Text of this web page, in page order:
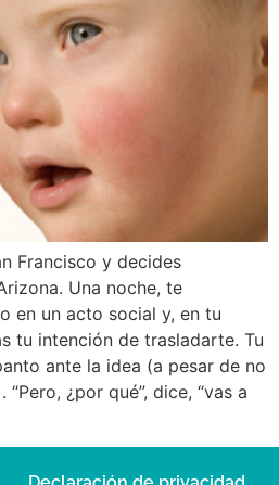
Francisco y decides
Una noche, te
en un acto social y, en tu
tu intención de trasladarte. Tu
ante la idea (a pesar de no
¿por qué”, dice, “vas a